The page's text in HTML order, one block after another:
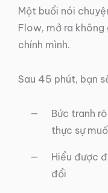
Một buổi nói
Flow, mở ra
chính mình.
Sau 45 phút, bạn
Bức tranh
thực sự
Hiểu được
đổi